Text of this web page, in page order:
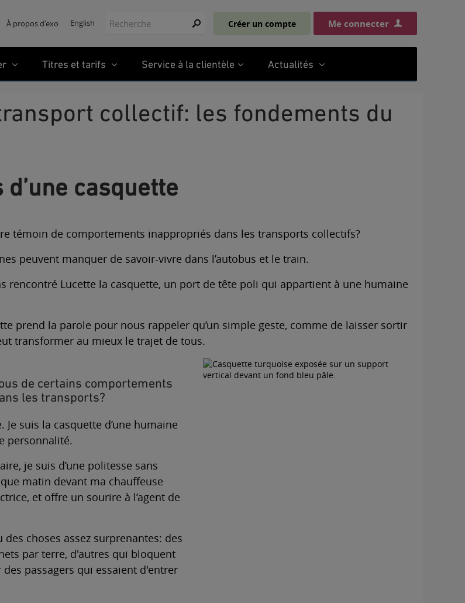
À propos d'exo English Créer un compte Me connecter
Titres et tarifs Service à la clientèle Actualités
d’une casquette
témoin de comportements inappropriés dans les transports collectifs?
peuvent manquer de savoir-vivre dans l’autobus et le train.
rencontré Lucette la casquette, un port de tête poli qui appartient à une humaine
prend la parole pour nous rappeler qu’un simple geste, comme de laisser sortir
transformer au mieux le trajet de tous.
de certains comportements
les transports?
Je suis la casquette d’une humaine
personnalité.
je suis d’une politesse sans
matin devant ma chauffeuse
et offre un sourire à l’agent de
choses assez surprenantes: des
par terre, d'autres qui bloquent
passagers qui essaient d'entrer